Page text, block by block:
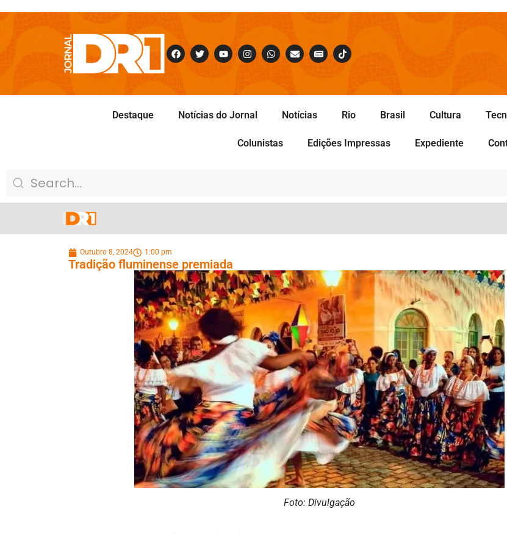
Destaque Notícias do Jornal Notícias Rio Brasil Cultura
Colunistas Edições Impressas Expediente
Outubro 8, 2024 1:00 pm
Tradição fluminense premiada
Foto: Divulgação